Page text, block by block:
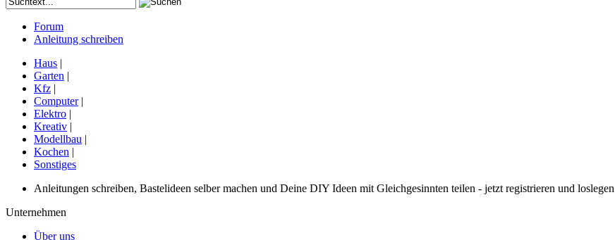
Forum
Anleitung schreiben
Haus
Garten
Kfz
Computer|
Elektro
Kreativ
Modellbau
Kochen
Sonstiges
Anleitungen schreiben, Bastelideen selber machen und Deine DIY Ideen mit Gleichgesinnten teilen - jetzt registrieren und loslegen
Unternehmen
Über uns